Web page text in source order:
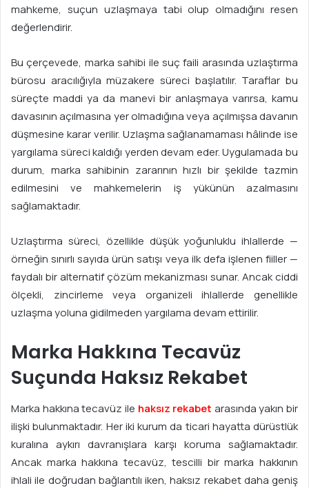
mahkeme, suçun uzlaşmaya tabi olup olmadığını resen
değerlendirir.
Bu çerçevede, marka sahibi ile suç faili arasında uzlaştırma
bürosu aracılığıyla müzakere süreci başlatılır. Taraflar bu
süreçte maddi ya da manevi bir anlaşmaya varırsa, kamu
davasının açılmasına yer olmadığına veya açılmışsa davanın
düşmesine karar verilir. Uzlaşma sağlanamaması hâlinde ise
yargılama süreci kaldığı yerden devam eder. Uygulamada bu
durum, marka sahibinin zararının hızlı bir şekilde tazmin
edilmesini ve mahkemelerin iş yükünün azalmasını
sağlamaktadır.
Uzlaştırma süreci, özellikle düşük yoğunluklu ihlallerde —
örneğin sınırlı sayıda ürün satışı veya ilk defa işlenen fiiller —
faydalı bir alternatif çözüm mekanizması sunar. Ancak ciddi
ölçekli, zincirleme veya organizeli ihlallerde genellikle
uzlaşma yoluna gidilmeden yargılama devam ettirilir.
Marka Hakkına Tecavüz
Suçunda Haksız Rekabet
Marka hakkına tecavüz ile haksız rekabet arasında yakın bir
ilişki bulunmaktadır. Her iki kurum da ticari hayatta dürüstlük
kuralına aykırı davranışlara karşı koruma sağlamaktadır.
Ancak marka hakkına tecavüz, tescilli bir marka hakkının
ihlali ile doğrudan bağlantılı iken, haksız rekabet daha geniş